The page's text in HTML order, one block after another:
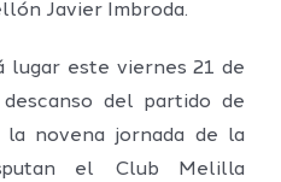
Javier Imbroda.
lugar este viernes 21 de
del partido de
novena jornada de la
el Club Melilla